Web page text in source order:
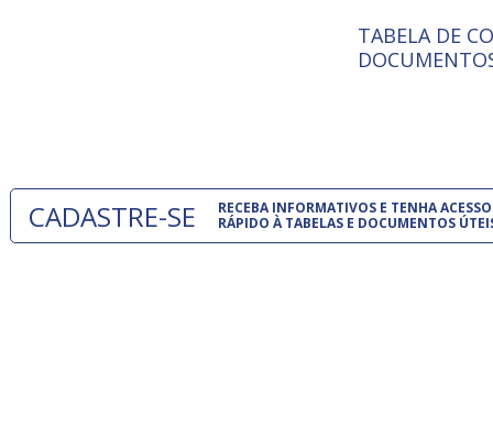
ISO 9001:
A
TABELA DE
CADASTRE-SE
RECEBA INFORMATIVOS E TENHA ACESSO
RÁPIDO À TABELAS E DOCUMENTOS